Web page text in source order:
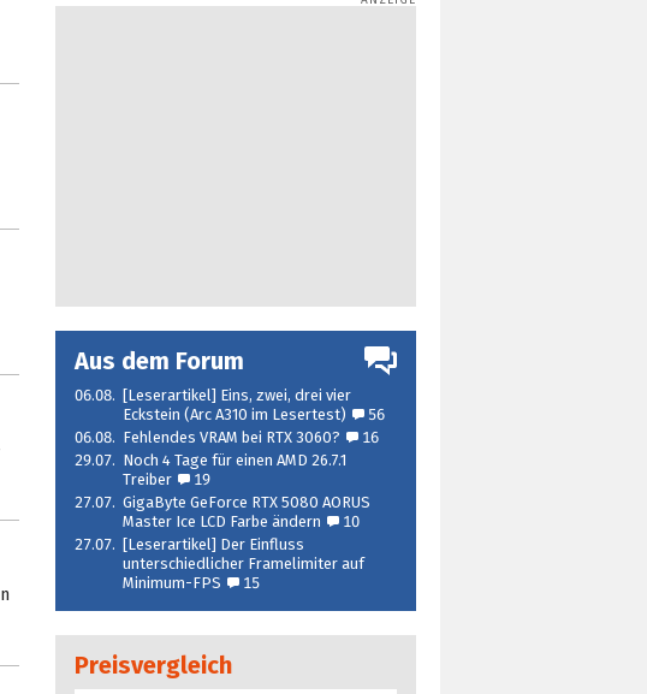
Aus dem Forum
06.08. [Leserartikel] Eins, zwei, drei vier
Eckstein (Arc A310 im Lesertest)
56
06.08. Fehlendes VRAM bei RTX 3060?
16
29.07. Noch 4 Tage für einen AMD 26.7.1
Treiber
19
27.07. GigaByte GeForce RTX 5080 AORUS
Master Ice LCD Farbe ändern
10
27.07. [Leserartikel] Der Einfluss
unterschiedlicher Framelimiter auf
Minimum-FPS
15
Preisvergleich